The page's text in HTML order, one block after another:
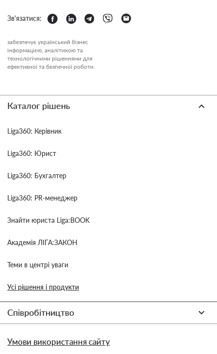
Зв'язатися:
забезпечує український бізнес
інформацією, аналітикою та
технологічними рішеннями для
ефективної та безпечної роботи.
Каталог рішень
Liga360: Керівник
Liga360: Юрист
Liga360: Бухгалтер
Liga360: PR-менеджер
Знайти юриста Liga:BOOK
Академія ЛІГА:ЗАКОН
Теми в центрі уваги
Усі рішення і продукти
Співробітництво
Умови використання сайту